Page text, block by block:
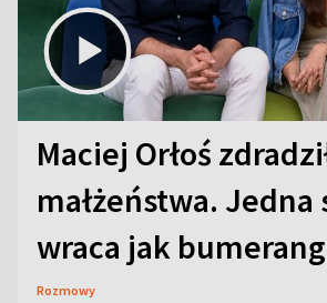
Maciej Orłoś
małżeństwa. Jedna
wraca jak bumerang
Rozmowy